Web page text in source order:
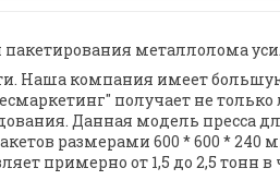
металлолома
Наша компания имеет
получает не
Данная модель пресса
размерами 600 * 600 * 240
примерно от 1,5 до 2,5 тонн в